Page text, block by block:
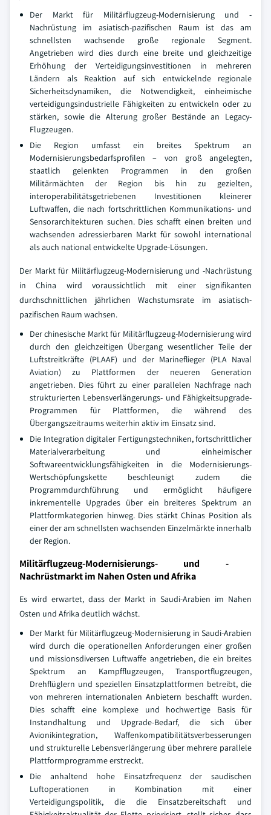
Der Markt für Militärflugzeug-Modernisierung und -
Nachrüstung im asiatisch-pazifischen Raum ist das am
schnellsten wachsende große regionale Segment.
Angetrieben wird dies durch eine breite und gleichzeitige
Erhöhung der Verteidigungsinvestitionen in mehreren
Ländern als Reaktion auf sich entwickelnde regionale
Sicherheitsdynamiken, die Notwendigkeit, einheimische
verteidigungsindustrielle Fähigkeiten zu entwickeln oder zu
stärken, sowie die Alterung großer Bestände an Legacy-
Flugzeugen.
Die Region umfasst ein breites Spektrum an
Modernisierungsbedarfsprofilen – von groß angelegten,
staatlich gelenkten Programmen in den großen
Militärmächten der Region bis hin zu gezielten,
interoperabilitätsgetriebenen Investitionen kleinerer
Luftwaffen, die nach fortschrittlichen Kommunikations- und
Sensorarchitekturen suchen. Dies schafft einen breiten und
wachsenden adressierbaren Markt für sowohl international
als auch national entwickelte Upgrade-Lösungen.
Der Markt für Militärflugzeug-Modernisierung und -Nachrüstung
in China wird voraussichtlich mit einer signifikanten
durchschnittlichen jährlichen Wachstumsrate im asiatisch-
pazifischen Raum wachsen.
Der chinesische Markt für Militärflugzeug-Modernisierung wird
durch den gleichzeitigen Übergang wesentlicher Teile der
Luftstreitkräfte (PLAAF) und der Marineflieger (PLA Naval
Aviation) zu Plattformen der neueren Generation
angetrieben. Dies führt zu einer parallelen Nachfrage nach
strukturierten Lebensverlängerungs- und Fähigkeitsupgrade-
Programmen für Plattformen, die während des
Übergangszeitraums weiterhin aktiv im Einsatz sind.
Die Integration digitaler Fertigungstechniken, fortschrittlicher
Materialverarbeitung und einheimischer
Softwareentwicklungsfähigkeiten in die Modernisierungs-
Wertschöpfungskette beschleunigt zudem die
Programmdurchführung und ermöglicht häufigere
inkrementelle Upgrades über ein breiteres Spektrum an
Plattformkategorien hinweg. Dies stärkt Chinas Position als
einer der am schnellsten wachsenden Einzelmärkte innerhalb
der Region.
Militärflugzeug-Modernisierungs- und -
Nachrüstmarkt im Nahen Osten und Afrika
Es wird erwartet, dass der Markt in Saudi-Arabien im Nahen
Osten und Afrika deutlich wächst.
Der Markt für Militärflugzeug-Modernisierung in Saudi-Arabien
wird durch die operationellen Anforderungen einer großen
und missionsdiversen Luftwaffe angetrieben, die ein breites
Spektrum an Kampfflugzeugen, Transportflugzeugen,
Drehflüglern und speziellen Einsatzplattformen betreibt, die
von mehreren internationalen Anbietern beschafft wurden.
Dies schafft eine komplexe und hochwertige Basis für
Instandhaltung und Upgrade-Bedarf, die sich über
Avionikintegration, Waffenkompatibilitätsverbesserungen
und strukturelle Lebensverlängerung über mehrere parallele
Plattformprogramme erstreckt.
Die anhaltend hohe Einsatzfrequenz der saudischen
Luftoperationen in Kombination mit einer
Verteidigungspolitik, die die Einsatzbereitschaft und